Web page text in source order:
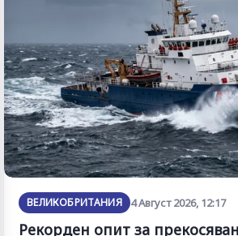
ВЕЛИКОБРИТАНИЯ 4 Август 2026, 12:17
Рекорден опит за